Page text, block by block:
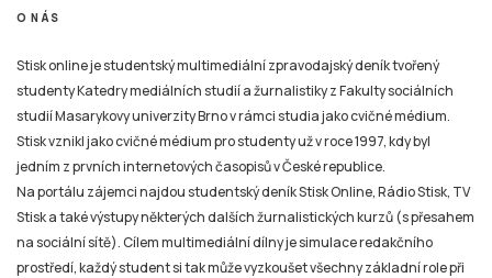
O NÁS
Stisk online je studentský multimediální zpravodajský deník tvořený
studenty Katedry mediálních studií a žurnalistiky z Fakulty sociálních
studií Masarykovy univerzity Brno v rámci studia jako cvičné médium.
Stisk vznikl jako cvičné médium pro studenty už v roce 1997, kdy byl
jedním z prvních internetových časopisů v České republice.
Na portálu zájemci najdou studentský deník Stisk Online, Rádio Stisk, TV
Stisk a také výstupy některých dalších žurnalistických kurzů (s přesahem
na sociální sítě). Cílem multimediální dílny je simulace redakčního
prostředí, každý student si tak může vyzkoušet všechny základní role při